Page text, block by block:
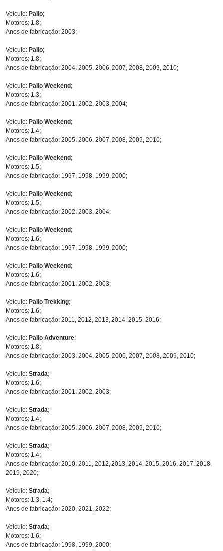
Veiculo: Palio;
Motores: 1.8;
Anos de fabricação: 2003;
Veiculo: Palio;
Motores: 1.8;
Anos de fabricação: 2004, 2005, 2006, 2007, 2008, 2009, 2010;
Veiculo: Palio Weekend;
Motores: 1.3;
Anos de fabricação: 2001, 2002, 2003, 2004;
Veiculo: Palio Weekend;
Motores: 1.4;
Anos de fabricação: 2005, 2006, 2007, 2008, 2009, 2010;
Veiculo: Palio Weekend;
Motores: 1.5;
Anos de fabricação: 1997, 1998, 1999, 2000;
Veiculo: Palio Weekend;
Motores: 1.5;
Anos de fabricação: 2002, 2003, 2004;
Veiculo: Palio Weekend;
Motores: 1.6;
Anos de fabricação: 1997, 1998, 1999, 2000;
Veiculo: Palio Weekend;
Motores: 1.6;
Anos de fabricação: 2001, 2002, 2003;
Veiculo: Palio Trekking;
Motores: 1.6;
Anos de fabricação: 2011, 2012, 2013, 2014, 2015, 2016;
Veiculo: Palio Adventure;
Motores: 1.8;
Anos de fabricação: 2003, 2004, 2005, 2006, 2007, 2008, 2009, 2010;
Veiculo: Strada;
Motores: 1.6;
Anos de fabricação: 2001, 2002, 2003;
Veiculo: Strada;
Motores: 1.4;
Anos de fabricação: 2005, 2006, 2007, 2008, 2009, 2010;
Veiculo: Strada;
Motores: 1.4;
Anos de fabricação: 2010, 2011, 2012, 2013, 2014, 2015, 2016, 2017, 2018,
2019, 2020;
Veiculo: Strada;
Motores: 1.3, 1.4;
Anos de fabricação: 2020, 2021, 2022;
Veiculo: Strada;
Motores: 1.6;
Anos de fabricação: 1998, 1999, 2000;